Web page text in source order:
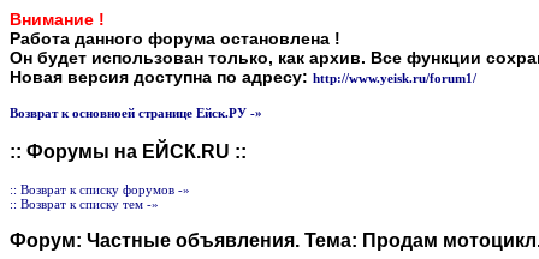
Внимание !
Работа данного форума остановлена !
Он будет использован только, как архив. Все функции
Новая версия доступна по адресу: http://www.yeisk.ru/forum1/
Возврат к основноей странице Ейск.РУ -»
:: Форумы на ЕЙСК.RU ::
:: Возврат к списку форумов -»
:: Возврат к списку тем -»
Форум: Частные объявления. Тема: Продам мотоцикл